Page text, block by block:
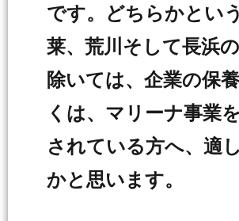
です。どちらかとい
莱、荒川そして長浜
除いては、企業の保
くは、マリーナ事業
されている方へ、適
かと思います。